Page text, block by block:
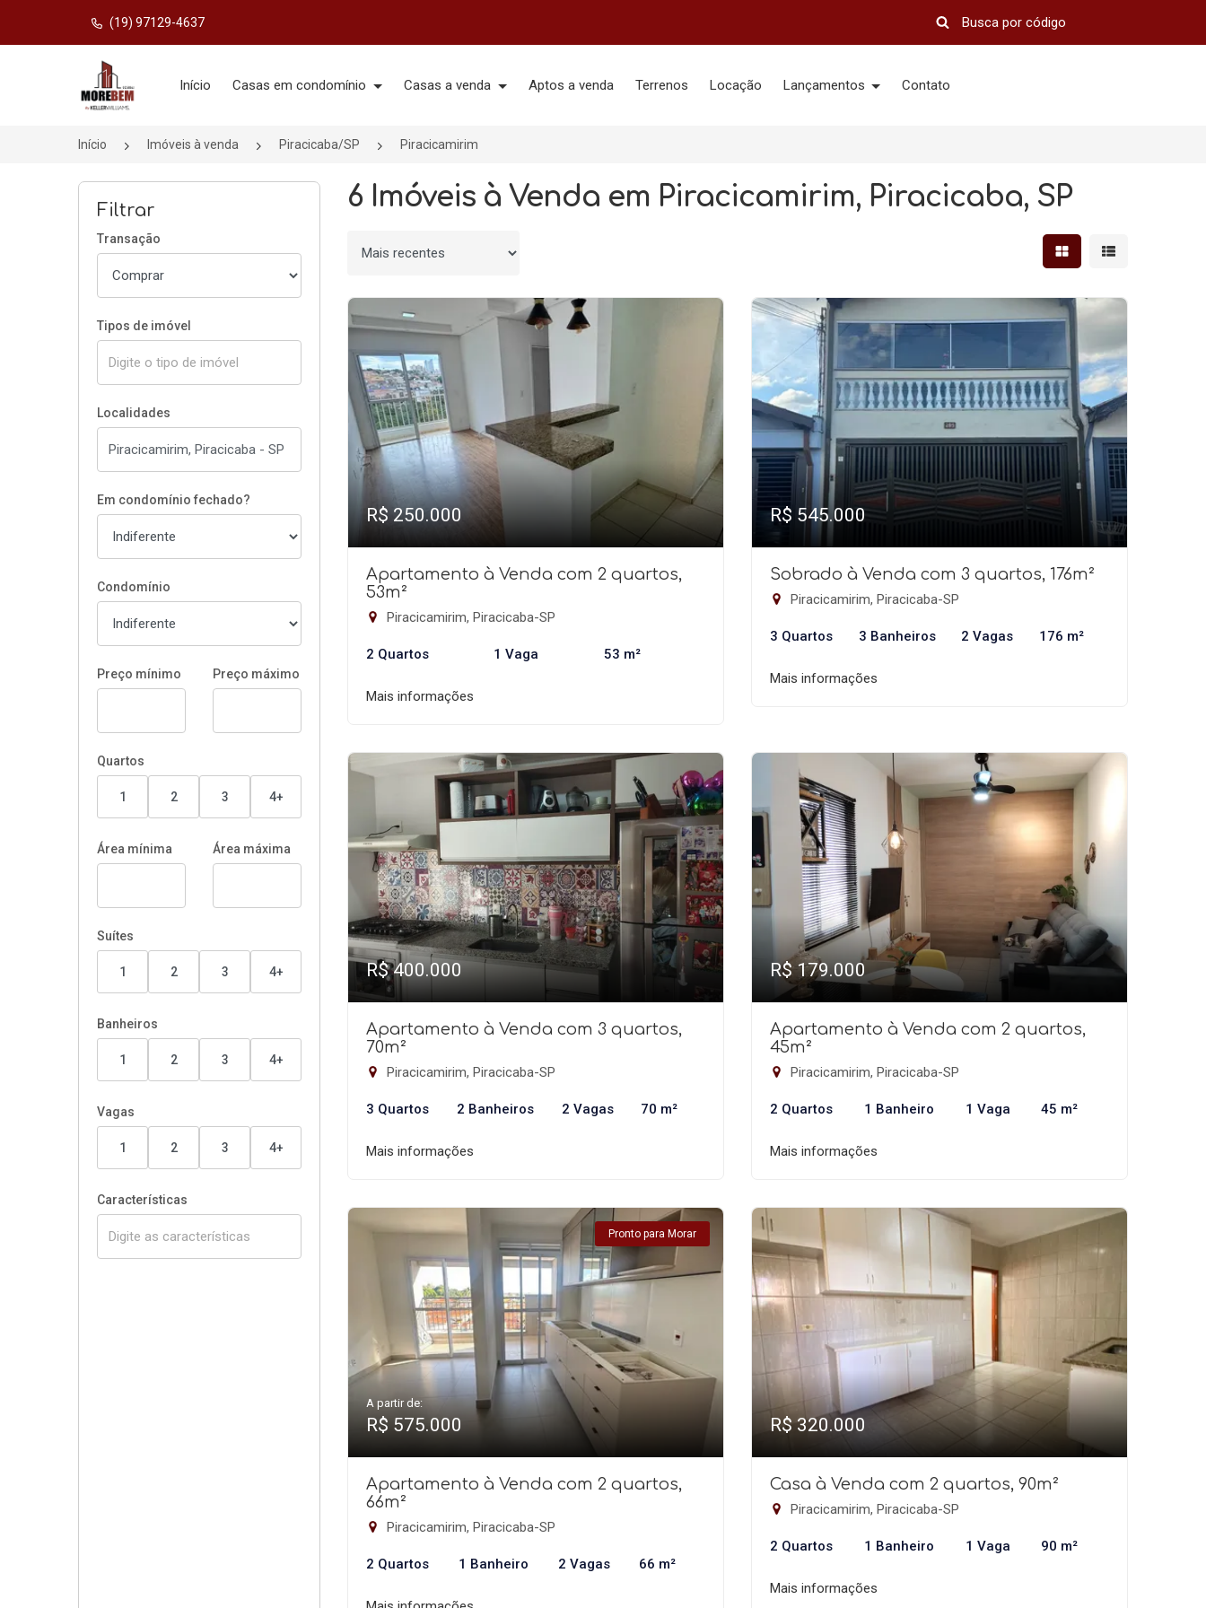
(19) 97129-4637
Página inicial
Início Casas em condomínio Casas a venda Aptos a venda Terrenos Locação Lançamentos Contato
Início Imóveis à venda Piracicaba/SP Piracicamirim
Filtrar
Transação
Tipos de imóvel
Localidades
Em condomínio fechado?
Condomínio
Preço mínimo Preço máximo
Quartos
1 2 3 4+
Área mínima Área máxima
Suítes
1 2 3 4+
Banheiros
1 2 3 4+
Vagas
1 2 3 4+
Características
6 Imóveis à Venda em Piracicamirim, Piracicaba, SP
Ordenar por Mostrar resultados em
Mostrar
R$ 250.000
Apartamento à Venda com 2 quartos,
53m²
Piracicamirim, Piracicaba-SP
2 Quartos 1 Vaga 53 m²
Mais informações
R$ 545.000
Sobrado à Venda com 3 quartos, 176m²
Piracicamirim, Piracicaba-SP
3 Quartos 3 Banheiros 2 Vagas 176 m²
Mais informações
R$ 400.000
Apartamento à Venda com 3 quartos,
70m²
Piracicamirim, Piracicaba-SP
3 Quartos 2 Banheiros 2 Vagas 70 m²
Mais informações
R$ 179.000
Apartamento à Venda com 2 quartos,
45m²
Piracicamirim, Piracicaba-SP
2 Quartos 1 Banheiro 1 Vaga 45 m²
Mais informações
Pronto para Morar
A partir de:
R$ 575.000
Apartamento à Venda com 2 quartos,
66m²
Piracicamirim, Piracicaba-SP
2 Quartos 1 Banheiro 2 Vagas 66 m²
R$ 320.000
Casa à Venda com 2 quartos, 90m²
Piracicamirim, Piracicaba-SP
2 Quartos 1 Banheiro 1 Vaga 90 m²
Mais informações